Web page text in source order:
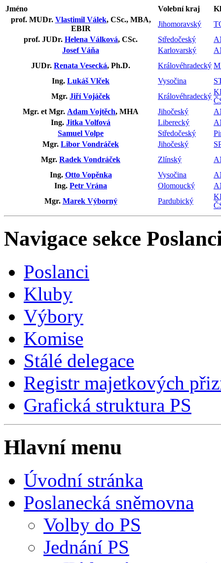
Jméno Volební kraj
prof. MUDr. Vlastimil Válek, CSc., MBA,
EBIR
Jihomoravský
prof. JUDr. Helena Válková, CSc. Středočeský
Josef Váňa
Karlovarský
JUDr. Renata Vesecká, Ph.D. Královéhradecký
Ing. Lukáš Vlček Vysočina
Mgr. Jiří Vojáček Královéhradecký
Mgr. et Mgr. Adam Vojtěch, MHA Jihočeský
Ing. Jitka Volfová Liberecký
Samuel Volpe
Středočeský
Mgr. Libor Vondráček Jihočeský
Mgr. Radek Vondráček Zlínský
Ing. Otto Vopěnka Vysočina
Ing. Petr Vrána Olomoucký
Mgr. Marek Výborný Pardubický
Navigace sekce
Poslanci
Kluby
Výbory
Komise
Stálé delegace
Registr majetkových
Grafická struktura PS
Hlavní menu
Úvodní stránka
Poslanecká sněmovna
Volby do PS
Jednání PS